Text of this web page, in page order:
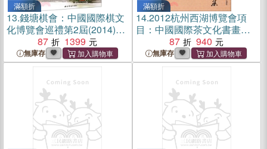
滿額折
13.錢塘棋會：中國國際棋文
化博覽會巡禮第2屆(2014)
（簡體書）
87 1399
無庫存
滿額折
14.2012杭州西湖博覽會項
目：中國國際茶文化書畫院
作品集（簡體書）
87 940
無庫存